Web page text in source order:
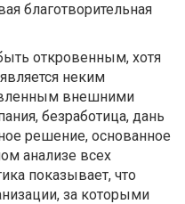
благотворительная
откровенным, хотя
неким
внешними
безработица, дань
решение, основанное
анализе всех
показывает, что
за которыми